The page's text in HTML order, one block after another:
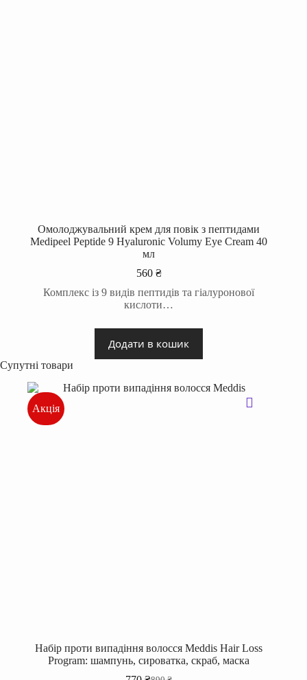
Омолоджувальний крем для повік з пептидами
Medipeel Peptide 9 Hyaluronic Volumy Eye Cream 40
мл
560 ₴
Комплекс із 9 видів пептидів та гіалуронової
кислоти…
Додати в кошик
Супутні товари
Акція
Набір проти випадіння волосся Meddis Hair Loss
Program: шампунь, сироватка, скраб, маска